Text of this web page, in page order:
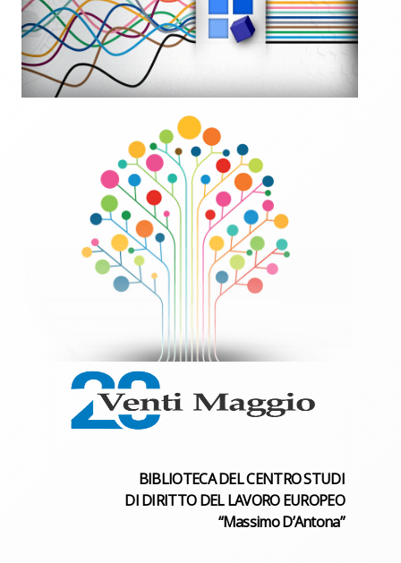
BIBLIOTECA DEL CENTRO STUDI
DI DIRITTO DEL LAVORO EUROPEO
“Massimo D’Antona”